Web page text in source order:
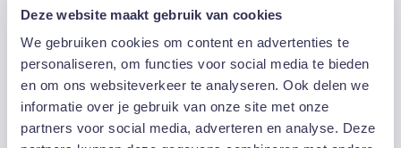
Deze website maakt gebruik van cookies
We gebruiken cookies om content en advertenties te
personaliseren, om functies voor social media te bieden
en om ons websiteverkeer te analyseren. Ook delen we
informatie over je gebruik van onze site met onze
partners voor social media, adverteren en analyse. Deze
extra toevoeging is op de service. Door technologische
contact, kun je jouw gasten optimaal bedienen. Zo is
de 24-uurs aanwezigheid van een aanspreekpunt
bijvoorbeeld in hotels nog steeds gewenst.